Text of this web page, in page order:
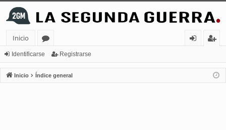
Inicio
or
os
nt
ifi
ist
ra
Identificarse Registrarse
Inicio Índice general